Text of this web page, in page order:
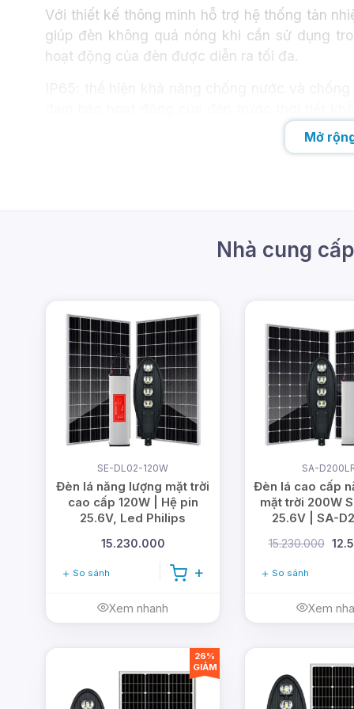
Với thiết kế thông minh hỗ trợ hệ thống tản
giúp đèn không quá nóng khi cần sử dụng
hoạt động của đèn được diễn ra tối đa.
Mở
Nhà cung
SE-DL02-120W
Đèn lá năng lượng mặt trời
cao cấp 120W | Hệ pin
25.6V, Led Philips
15.230.000
So sánh
Xem nhanh
SA-
Đèn lá cao cấp
mặt trời 200W
25.6V | SA-
15.230.000
So sánh
Xem
26%
GIẢM